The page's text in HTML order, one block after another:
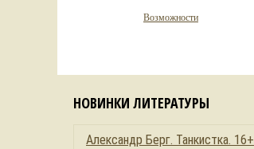
Возможности
НОВИНКИ ЛИТЕРАТУРЫ
Александр Берг. Танкистка. 16+